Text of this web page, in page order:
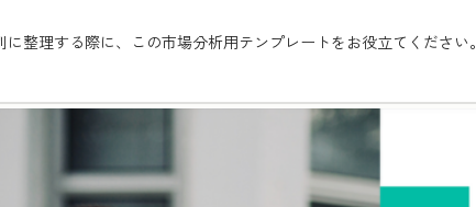
整理する際に、この市場分析用テンプレートをお役立てください。